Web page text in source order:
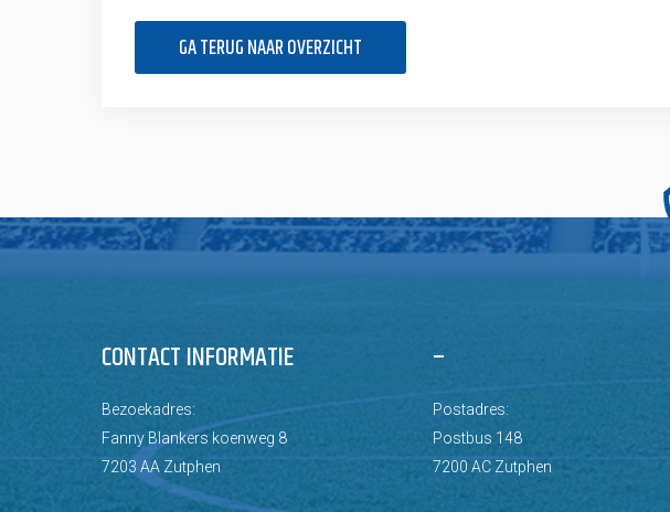
GA TERUG NAAR OVERZICHT
CONTACT INFORMATIE
Bezoekadres:
Fanny Blankers koenweg 8
7203 AA Zutphen
–
Postadres:
Postbus 148
7200 AC Zutphen